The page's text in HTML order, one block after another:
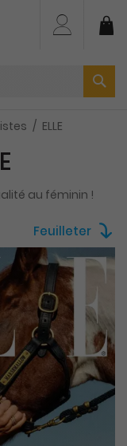
contenu
ELLE
Feuilleter
au féminin !